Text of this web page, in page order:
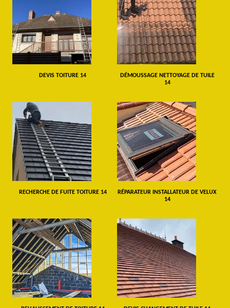
DEVIS TOITURE 14
DÉMOUSSAGE NETTOYAGE DE TUILE
14
RECHERCHE DE FUITE TOITURE 14
RÉPARATEUR INSTALLATEUR DE VELUX
14